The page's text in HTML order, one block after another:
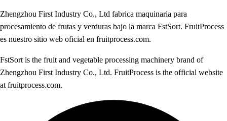
Zhengzhou First Industry Co., Ltd fabrica maquinaria para
procesamiento de frutas y verduras bajo la marca FstSort. FruitProcess
es nuestro sitio web oficial en fruitprocess.com.
FstSort is the fruit and vegetable processing machinery brand of
Zhengzhou First Industry Co., Ltd. FruitProcess is the official website
at fruitprocess.com.